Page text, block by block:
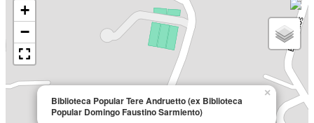
Biblioteca Popular Tere Andruetto (ex Biblioteca
Popular Domingo Faustino Sarmiento)
×
+
−